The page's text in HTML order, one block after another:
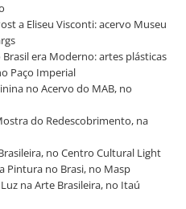
a Eliseu Visconti: acervo Museu
Brasil era Moderno: artes plásticas
Paço Imperial
no Acervo do MAB, no
do Redescobrimento, na
no Centro Cultural Light
Pintura no Brasi, no Masp
na Arte Brasileira, no Itaú